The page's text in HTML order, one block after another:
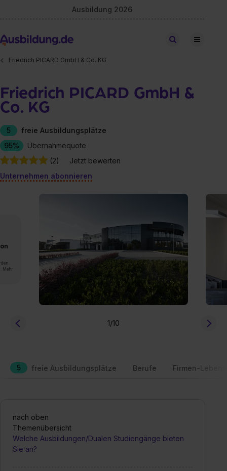
Ausbildung 2026
Stellen finden
Friedrich PICARD GmbH & Co. KG
Friedrich PICARD GmbH &
Co. KG
5
freie Ausbildungsplätze
95%
Übernahmequote
(2)
Jetzt bewerten
Unternehmen abonnieren
Mehr
1/10
5 freie Ausbildungsplätze Berufe Firmen-
nach oben
Themenübersicht
Welche Ausbildungen/Dualen Studiengänge bieten
Sie an?